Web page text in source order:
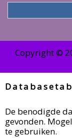
Copyright ©
De benodigde
gevonden.
te gebruiken.